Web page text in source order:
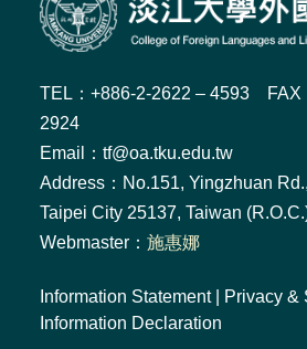
TEL：+886-2-2622 – 4593 FAX
2924
Email：tf@oa.tku.edu.tw
Address：No.151, Yingzhuan
Taipei City 25137, Taiwan
Webmaster： 施惠娜
Information Statement| Privacy &
Information Declaration